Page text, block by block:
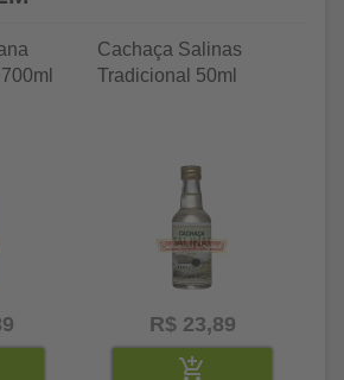
Cachaça Salinas
Tradicional 50ml
R$ 23,89